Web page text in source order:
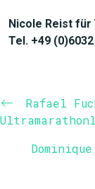
Nicole Reist für
Tel. +49
Rafael